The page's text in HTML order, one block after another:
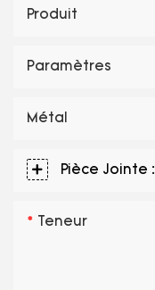
Produit
Paramètres
Métal
Pièce Jointe :
Teneur